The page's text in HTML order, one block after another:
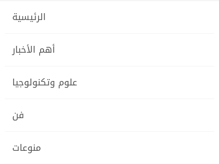
الرئيسية
أهم الأخبار
علوم وتكنولوجيا
فن
منوعات